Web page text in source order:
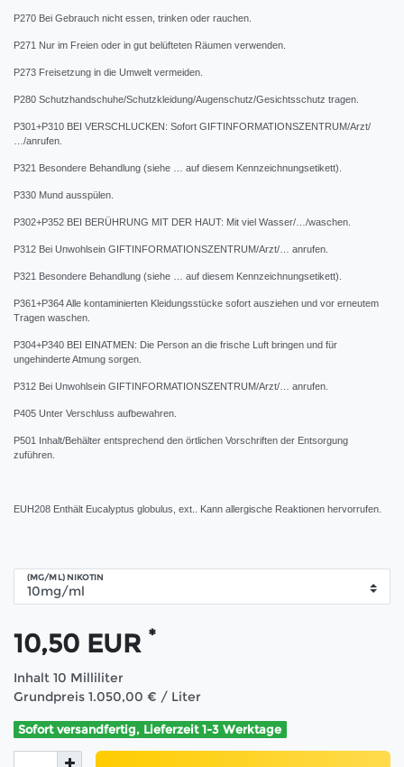
P270 Bei Gebrauch nicht essen, trinken oder rauchen.
P271 Nur im Freien oder in gut belüfteten Räumen verwenden.
P273 Freisetzung in die Umwelt vermeiden.
P280 Schutzhandschuhe/Schutzkleidung/Augenschutz/Gesichtsschutz tragen.
P301+P310 BEI VERSCHLUCKEN: Sofort GIFTINFORMATIONSZENTRUM/Arzt/
…/anrufen.
P321 Besondere Behandlung (siehe … auf diesem Kennzeichnungsetikett).
P330 Mund ausspülen.
P302+P352 BEI BERÜHRUNG MIT DER HAUT: Mit viel Wasser/…/waschen.
P312 Bei Unwohlsein GIFTINFORMATIONSZENTRUM/Arzt/… anrufen.
P321 Besondere Behandlung (siehe … auf diesem Kennzeichnungsetikett).
P361+P364 Alle kontaminierten Kleidungsstücke sofort ausziehen und vor erneutem
Tragen waschen.
P304+P340 BEI EINATMEN: Die Person an die frische Luft bringen und für
ungehinderte Atmung sorgen.
P312 Bei Unwohlsein GIFTINFORMATIONSZENTRUM/Arzt/… anrufen.
P405 Unter Verschluss aufbewahren.
P501 Inhalt/Behälter entsprechend den örtlichen Vorschriften der Entsorgung
zuführen.
EUH208 Enthält Eucalyptus globulus, ext.. Kann allergische Reaktionen hervorrufen.
(MG/ML) NIKOTIN
10,50 EUR *
Inhalt 10 Milliliter
Grundpreis 1.050,00 € / Liter
Sofort versandfertig, Lieferzeit 1-3 Werktage